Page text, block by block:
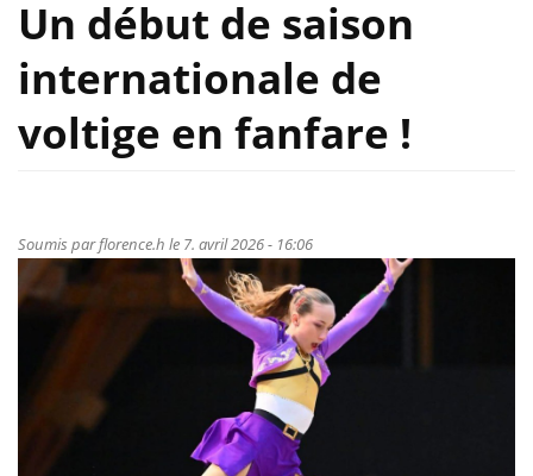
Un début de saison
internationale de
voltige en fanfare !
Soumis parflorence.h le 7. avril 2026 - 16:06